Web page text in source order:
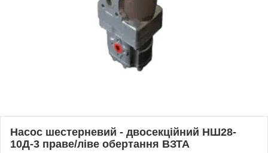
Насос шестерневий - двосекційний НШ28-
10Д-3 праве/ліве обертання ВЗТА